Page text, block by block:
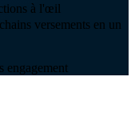
à l'œil
versements en un
engagement